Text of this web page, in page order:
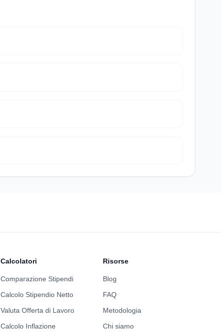
Calcolatori
Comparazione Stipendi
Calcolo Stipendio Netto
Valuta Offerta di Lavoro
Calcolo Inflazione
Risorse
Blog
FAQ
Metodologia
Chi siamo